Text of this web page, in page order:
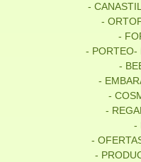
-
-
-
- PORTEO-
-
-
-
-
-
-
-